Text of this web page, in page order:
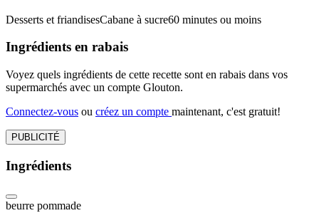
Desserts et friandisesCabane à sucre60 minutes ou moins
Ingrédients en rabais
Voyez quels ingrédients de cette recette sont en rabais dans vos
supermarchés avec un compte Glouton.
Connectez-vous ou créez un compte maintenant, c'est gratuit!
PUBLICITÉ
Ingrédients
beurre pommade